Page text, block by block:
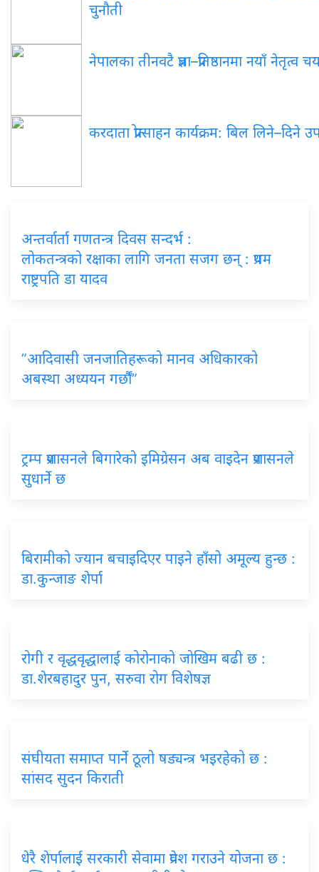
चुनौती
नेपालका तीनवटै प्रज्ञा–प्रतिष्ठानमा नयाँ नेतृत्व
करदाता प्रोत्साहन कार्यक्रम: बिल लिने–दिने
अन्तर्वार्ता गणतन्त्र दिवस सन्दर्भ :
लोकतन्त्रको रक्षाका लागि जनता सजग छन् : प्रथम
राष्ट्रपति डा यादव
”आदिवासी जनजातिहरूको मानव अधिकारको
अबस्था अध्ययन गर्छौं”
ट्रम्प प्रशासनले बिगारेको इमिग्रेसन अब वाइदेन प्रशासनले
सुधार्ने छ
बिरामीको ज्यान बचाइदिएर पाइने हाँसो अमूल्य हुन्छ :
डा.कुन्जाङ शेर्पा
रोगी र वृद्धवृद्धालाई कोरोनाको जोखिम बढी छ :
डा.शेरबहादुर पुन, सरुवा रोग विशेषज्ञ
संघीयता समाप्त पार्ने ठूलो षड्यन्त्र भइरहेको छ :
सांसद सुदन किराती
धेरै शेर्पालाई सरकारी सेवामा प्रवेश गराउने योजना छ :